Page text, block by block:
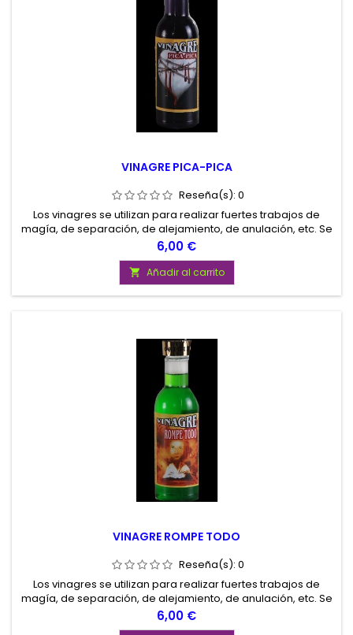
VINAGRE PICA-PICA
Reseña(s): 0
Los vinagres se utilizan para realizar fuertes trabajos de
magía, de separación, de alejamiento, de anulación, etc. Se
utilizan untándolos en velas, lavando suelos, etc.
Precio
6,00 €
 Añadir al carrito
VINAGRE ROMPE TODO
Reseña(s): 0
Los vinagres se utilizan para realizar fuertes trabajos de
magía, de separación, de alejamiento, de anulación, etc. Se
utilizan untándolos en velas, lavando suelos, etc.
Precio
6,00 €